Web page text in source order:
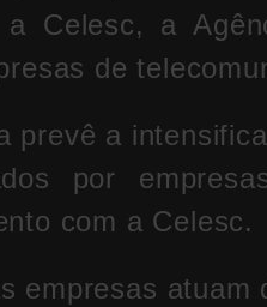
a Celesc, a
de
prevê a
por
com a Celesc.
empresas